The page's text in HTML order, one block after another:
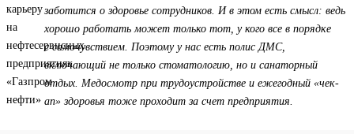
заботится о здоровье сотрудников. И в этом есть смысл: ведь
хорошо работать может только тот, у кого все в порядке
с самочувствием. Поэтому у нас есть полис ДМС,
включающий не только стоматологию, но и санаторный
отдых. Медосмотр при трудоустройстве и ежегодный «чек-
ап» здоровья тоже проходит за счет предприятия.